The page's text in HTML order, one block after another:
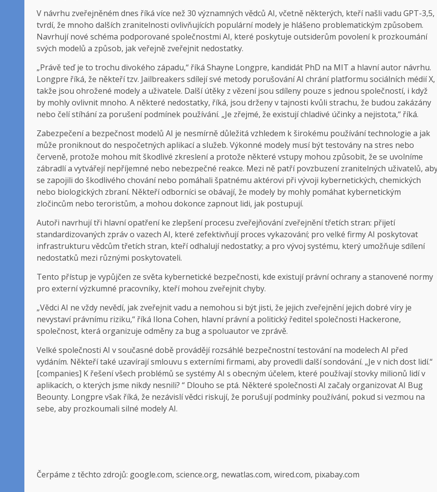
V návrhu zveřejněném dnes říká více než 30 významných vědců AI, včetně některých, kteří našli vadu GPT-3,5,
tvrdí, že mnoho dalších zranitelnosti ovlivňujících populární modely je hlášeno problematickým způsobem.
Navrhují nové schéma podporované společnostmi AI, které poskytuje outsiderům povolení k prozkoumání
svých modelů a způsob, jak veřejně zveřejnit nedostatky.
„Právě teď je to trochu divokého západu,“ říká Shayne Longpre, kandidát PhD na MIT a hlavní autor návrhu.
Longpre říká, že někteří tzv. Jailbreakers sdílejí své metody porušování AI chrání platformu sociálních médií X,
takže jsou ohrožené modely a uživatele. Další útěky z vězení jsou sdíleny pouze s jednou společností, i když
by mohly ovlivnit mnoho. A některé nedostatky, říká, jsou drženy v tajnosti kvůli strachu, že budou zakázány
nebo čelí stíhání za porušení podmínek používání. „Je zřejmé, že existují chladivé účinky a nejistota,“ říká.
Zabezpečení a bezpečnost modelů AI je nesmírně důležitá vzhledem k širokému používání technologie a jak
může proniknout do nespočetných aplikací a služeb. Výkonné modely musí být testovány na stres nebo
červeně, protože mohou mít škodlivé zkreslení a protože některé vstupy mohou způsobit, že se uvolníme
zábradlí a vytvářejí nepříjemné nebo nebezpečné reakce. Mezi ně patří povzbuzení zranitelných uživatelů,
se zapojili do škodlivého chování nebo pomáhali špatnému aktérovi při vývoji kybernetických, chemických
nebo biologických zbraní. Někteří odborníci se obávají, že modely by mohly pomáhat kybernetickým
zločincům nebo teroristům, a mohou dokonce zapnout lidi, jak postupují.
Autoři navrhují tři hlavní opatření ke zlepšení procesu zveřejňování zveřejnění třetích stran: přijetí
standardizovaných zpráv o vazech AI, které zefektivňují proces vykazování; pro velké firmy AI poskytovat
infrastrukturu vědcům třetích stran, kteří odhalují nedostatky; a pro vývoj systému, který umožňuje sdílení
nedostatků mezi různými poskytovateli.
Tento přístup je vypůjčen ze světa kybernetické bezpečnosti, kde existují právní ochrany a stanovené normy
pro externí výzkumné pracovníky, kteří mohou zveřejnit chyby.
„Vědci AI ne vždy nevědí, jak zveřejnit vadu a nemohou si být jisti, že jejich zveřejnění jejich dobré víry je
nevystaví právnímu riziku,“ říká Ilona Cohen, hlavní právní a politický ředitel společnosti Hackerone,
společnost, která organizuje odměny za bug a spoluautor ve zprávě.
Velké společnosti AI v současné době provádějí rozsáhlé bezpečnostní testování na modelech AI před
vydáním. Někteří také uzavírají smlouvu s externími firmami, aby provedli další sondování. „Je v nich dost lidí.“
[companies] K řešení všech problémů se systémy AI s obecným účelem, které používají stovky milionů lidí v
aplikacích, o kterých jsme nikdy nesnili? “ Dlouho se ptá. Některé společnosti AI začaly organizovat AI Bug
Beounty. Longpre však říká, že nezávislí vědci riskují, že porušují podmínky používání, pokud si vezmou na
sebe, aby prozkoumali silné modely AI.
Čerpáme z těchto zdrojů: google.com, science.org, newatlas.com, wired.com, pixabay.com